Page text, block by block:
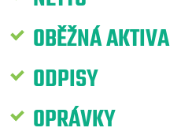
OBĚŽNÁ AKTIVA
ODPISY
OPRÁVKY